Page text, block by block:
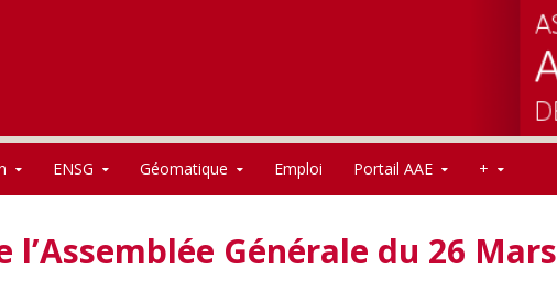
ENSG Géomatique Emploi Portail AAE +
l’Assemblée Générale du 26 Mars